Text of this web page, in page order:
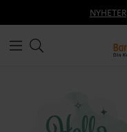
NYHETER